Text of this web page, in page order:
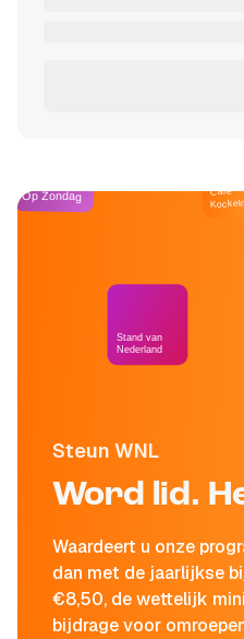
Steun WNL
Word lid.
Waardeert u onze
dan met de jaarlijkse
€8,50, de wettelijk
bijdrage voor
Op Zondag
Stand van
Nederland
Café